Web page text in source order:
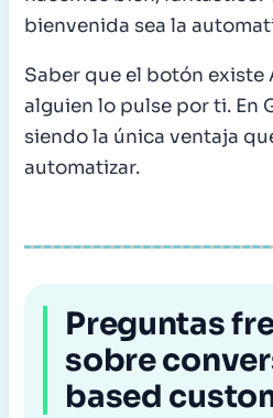
bienvenida sea la
Saber que el botón existe
alguien lo pulse por ti. En
siendo la única ventaja
automatizar.
Preguntas
sobre
based